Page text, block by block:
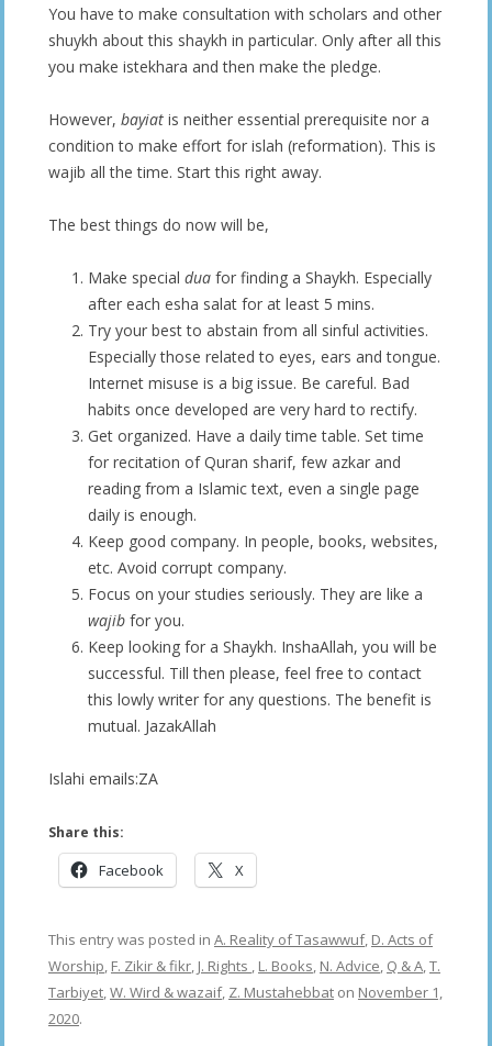
You have to make consultation with scholars and other
shuykh about this shaykh in particular. Only after all this
you make istekhara and then make the pledge.
However, bayiat is neither essential prerequisite nor a
condition to make effort for islah (reformation). This is
wajib all the time. Start this right away.
The best things do now will be,
Make special dua for finding a Shaykh. Especially
after each esha salat for at least 5 mins.
Try your best to abstain from all sinful activities.
Especially those related to eyes, ears and tongue.
Internet misuse is a big issue. Be careful. Bad
habits once developed are very hard to rectify.
Get organized. Have a daily time table. Set time
for recitation of Quran sharif, few azkar and
reading from a Islamic text, even a single page
daily is enough.
Keep good company. In people, books, websites,
etc. Avoid corrupt company.
Focus on your studies seriously. They are like a
wajib for you.
Keep looking for a Shaykh. InshaAllah, you will be
successful. Till then please, feel free to contact
this lowly writer for any questions. The benefit is
mutual. JazakAllah
Islahi emails:ZA
Share this:
Facebook X
This entry was posted in A. Reality of Tasawwuf, D. Acts of
Worship, F. Zikir & fikr, J. Rights , L. Books, N. Advice, Q & A,T.
Tarbiyet,W. Wird & wazaif, Z. Mustahebbat on November 1,
2020.